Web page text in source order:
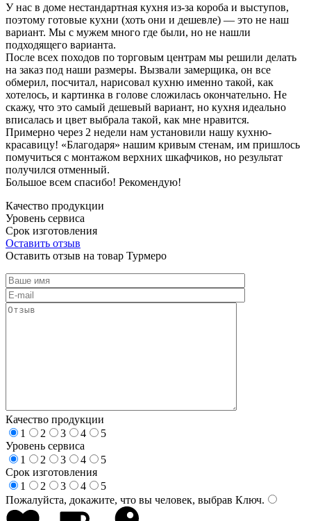
У нас в доме нестандартная кухня из-за короба и выступов,
поэтому готовые кухни (хоть они и дешевле) — это не наш
вариант. Мы с мужем много где были, но не нашли
подходящего варианта.
После всех походов по торговым центрам мы решили делать
на заказ под наши размеры. Вызвали замерщика, он все
обмерил, посчитал, нарисовал кухню именно такой, как
хотелось, и картинка в голове сложилась окончательно. Не
скажу, что это самый дешевый вариант, но кухня идеально
вписалась и цвет выбрала такой, как мне нравится.
Примерно через 2 недели нам установили нашу кухню-
красавицу! «Благодаря» нашим кривым стенам, им пришлось
помучиться с монтажом верхних шкафчиков, но результат
получился отменный.
Большое всем спасибо! Рекомендую!
Качество продукции
Уровень сервиса
Срок изготовления
Оставить отзыв
Оставить отзыв на товар Турмеро
Качество продукции
1
2 3 4
5
Уровень сервиса
1
2 3 4
5
Срок изготовления
1
2 3 4
5
Пожалуйста, докажите, что вы человек, выбрав Ключ.